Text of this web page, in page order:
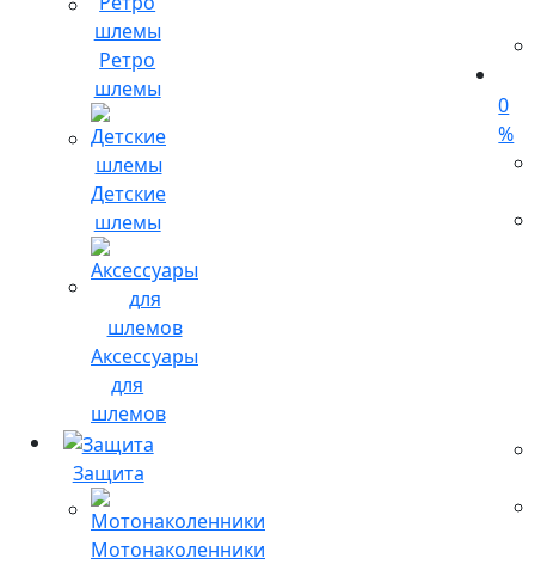
Ретро
шлемы
Детские
шлемы
Аксессуары
для
шлемов
Защита
Мотонаколенники
0
%